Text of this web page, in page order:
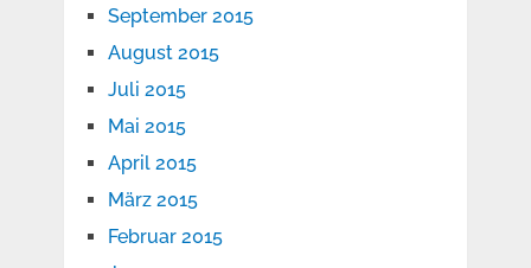
September 2015
August 2015
Juli 2015
Mai 2015
April 2015
März 2015
Februar 2015